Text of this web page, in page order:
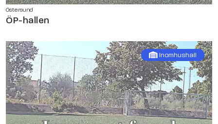
Östersund
ÖP-hallen
Inomhushall